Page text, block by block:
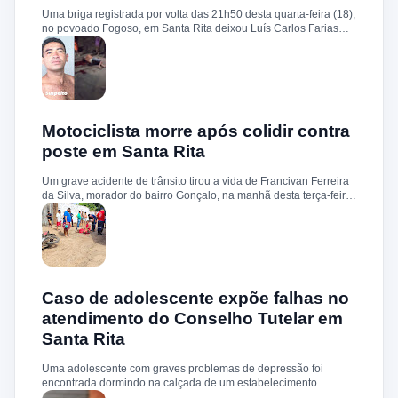
Uma briga registrada por volta das 21h50 desta quarta-feira (18),
no povoado Fogoso, em Santa Rita deixou Luís Carlos Farias
Alves gravemente ferido. Segundo informações, ele e o suspeito
Benedito Alves dos Santos estavam ingerindo bebida alcoólica
quando teve início uma discussão. Durante a confusão, Benedito
quebrou uma garrafa e desferiu vários golpes contra a vítima.
Luís Carlos foi socorrido e, devido à gravidade dos ferimentos,
localizado em sua residência, preso e encaminhado à Delegacia
de Rosário para os procedimentos legais.
Motociclista morre após colidir contra
poste em Santa Rita
Um grave acidente de trânsito tirou a vida de Francivan Ferreira
da Silva, morador do bairro Gonçalo, na manhã desta terça-feira
(02). De acordo com informações, Francivan seguia de
motocicleta com a esposa no sentido Areias–Santa Rita quando
perdeu o controle do veículo nas proximidades da ponte de
Carema, colidindo violentamente contra um poste. A vítima
sofreu traumatismo craniano e morreu ainda no local. A esposa,
Francivan foi encaminhado ao necrotério do Hospital Municipal
de Santa Rita para os procedimentos de praxe.
Caso de adolescente expõe falhas no
atendimento do Conselho Tutelar em
Santa Rita
Uma adolescente com graves problemas de depressão foi
encontrada dormindo na calçada de um estabelecimento